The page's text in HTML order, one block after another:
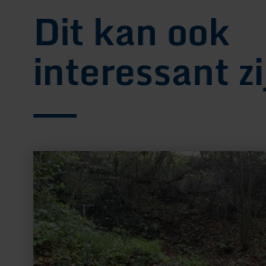
Dit kan ook
interessant
meer
informatie
over:
Quelle
im
Nettepark
„Hetzebue“